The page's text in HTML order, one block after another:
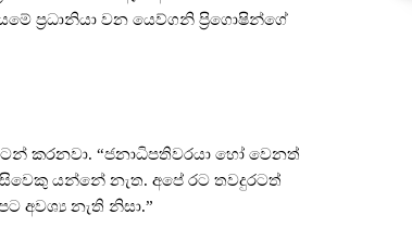
ප්‍රධානියා වන යෙව්ගනි ප්‍රිගොෂින්ගේ
කරනවා. “ජනාධිපතිවරයා හෝ වෙනත්
යන්නේ නැත. අපේ රට තවදුරටත්
අවශ්‍ය නැති නිසා.”